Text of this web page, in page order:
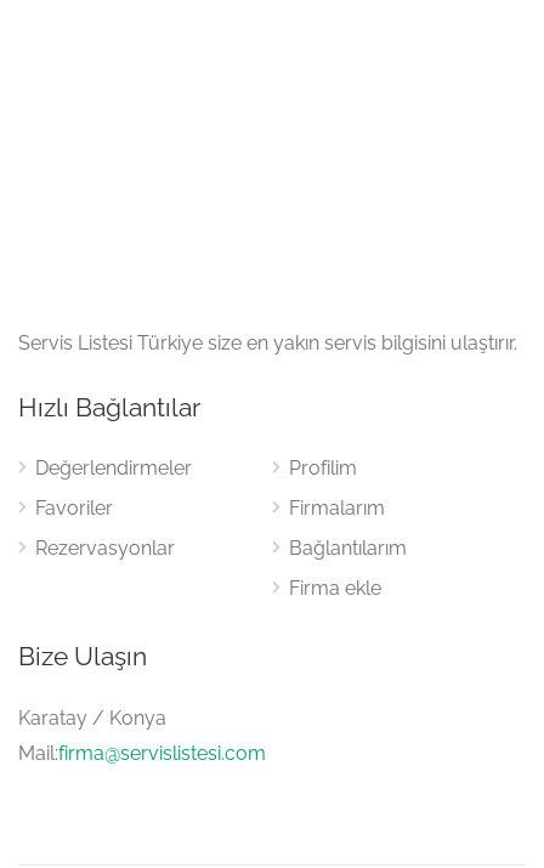
Servis Listesi Türkiye size en yakın servis bilgisini ulaştırır.
Hızlı Bağlantılar
Değerlendirmeler
Favoriler
Rezervasyonlar
Profilim
Firmalarım
Bağlantılarım
Firma ekle
Bize Ulaşın
Karatay / Konya
Mail:firma@servislistesi.com